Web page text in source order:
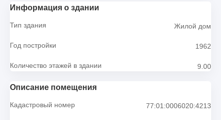
Информация о здании
Тип здания Жилой дом
Год постройки 1962
Количество этажей в здании 9.00
Описание помещения
Кадастровый номер 77:01:0006020:4213